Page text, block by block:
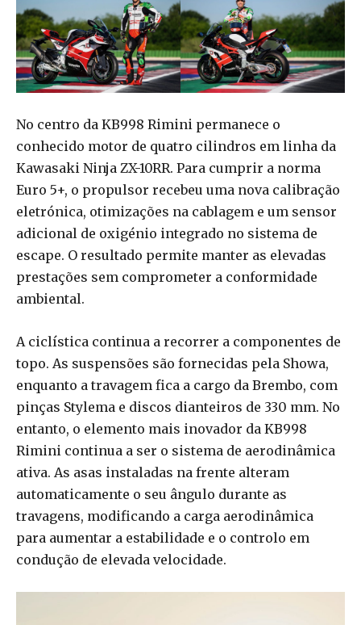
No centro da KB998 Rimini permanece o
conhecido motor de quatro cilindros em linha da
Kawasaki Ninja ZX-10RR. Para cumprir a norma
Euro 5+, o propulsor recebeu uma nova calibração
eletrónica, otimizações na cablagem e um sensor
adicional de oxigénio integrado no sistema de
escape. O resultado permite manter as elevadas
prestações sem comprometer a conformidade
ambiental.
A ciclística continua a recorrer a componentes de
topo. As suspensões são fornecidas pela Showa,
enquanto a travagem fica a cargo da Brembo, com
pinças Stylema e discos dianteiros de 330 mm. No
entanto, o elemento mais inovador da KB998
Rimini continua a ser o sistema de aerodinâmica
ativa. As asas instaladas na frente alteram
automaticamente o seu ângulo durante as
travagens, modificando a carga aerodinâmica
para aumentar a estabilidade e o controlo em
condução de elevada velocidade.